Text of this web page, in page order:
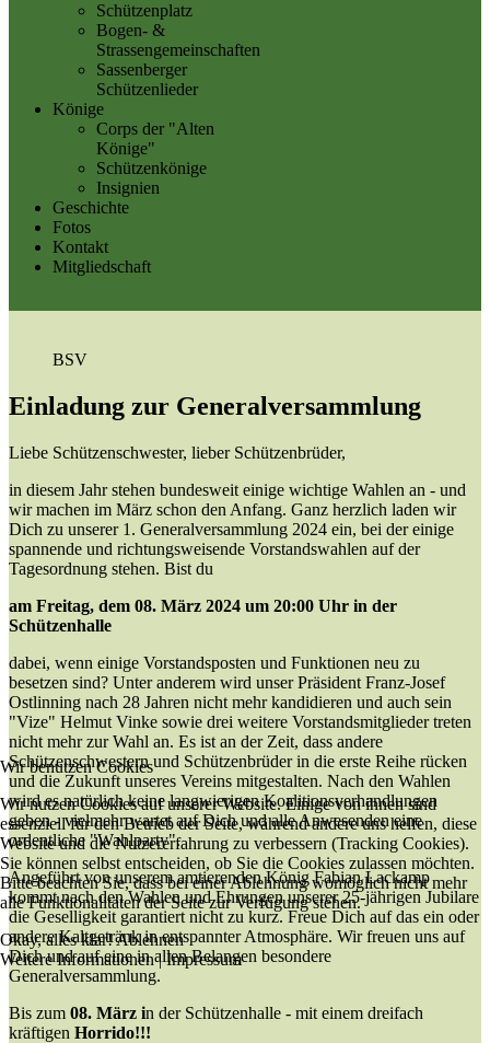
Schützenplatz
Bogen- &
Strassengemeinschaften
Sassenberger
Schützenlieder
Könige
Corps der "Alten
Könige"
Schützenkönige
Insignien
Geschichte
Fotos
Kontakt
Mitgliedschaft
BSV
Einladung zur Generalversammlung
Liebe Schützenschwester, lieber Schützenbrüder,
in diesem Jahr stehen bundesweit einige wichtige Wahlen an - und
wir machen im März schon den Anfang. Ganz herzlich laden wir
Dich zu unserer 1. Generalversammlung 2024 ein, bei der einige
spannende und richtungsweisende Vorstandswahlen auf der
Tagesordnung stehen. Bist du
am Freitag, dem 08. März 2024 um 20:00 Uhr in der
Schützenhalle
dabei, wenn einige Vorstandsposten und Funktionen neu zu
besetzen sind? Unter anderem wird unser Präsident Franz-Josef
Ostlinning nach 28 Jahren nicht mehr kandidieren und auch sein
"Vize" Helmut Vinke sowie drei weitere Vorstandsmitglieder treten
nicht mehr zur Wahl an. Es ist an der Zeit, dass andere
Schützenschwestern und Schützenbrüder in die erste Reihe rücken
und die Zukunft unseres Vereins mitgestalten. Nach den Wahlen
wird es natürlich keine langwierigen Koalitionsverhandlungen
geben - vielmehr wartet auf Dich und alle Anwesenden eine
ordentliche "Wahlparty".
Angeführt von unserem amtierenden König Fabian Lackamp
kommt nach den Wahlen und Ehrungen unserer 25-jährigen Jubilare
die Geselligkeit garantiert nicht zu kurz. Freue Dich auf das ein oder
andere Kaltgetränk in entspannter Atmosphäre. Wir freuen uns auf
Dich und auf eine in allen Belangen besondere
Generalversammlung.
Bis zum 08. März in der Schützenhalle - mit einem dreifach
kräftigen Horrido!!!
Wir benutzen Cookies
Wir nutzen Cookies auf unserer Website. Einige von ihnen sind
essenziell für den Betrieb der Seite, während andere uns helfen, diese
Website und die Nutzererfahrung zu verbessern (Tracking Cookies).
Sie können selbst entscheiden, ob Sie die Cookies zulassen möchten.
Bitte beachten Sie, dass bei einer Ablehnung womöglich nicht mehr
alle Funktionalitäten der Seite zur Verfügung stehen.
Okay, alles klar!Ablehnen
Weitere Informationen|Impressum